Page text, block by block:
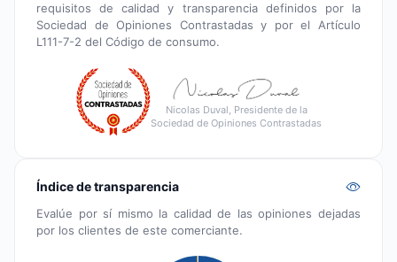
requisitos de calidad y transparencia definidos por la
Sociedad de Opiniones Contrastadas y por el Artículo
L111-7-2 del Código de consumo.
Nicolas Duval, Presidente de la
Sociedad de Opiniones Contrastadas
Índice de transparencia
Evalúe por sí mismo la calidad de las opiniones dejadas
por los clientes de este comerciante.